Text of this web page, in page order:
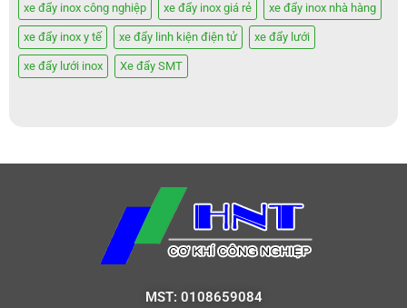
xe đẩy inox công nghiệp xe đẩy inox giá rẻ xe đẩy inox nhà hàng
xe đẩy inox y tế xe đẩy linh kiện điện tử xe đẩy lưới
xe đẩy lưới inox Xe đẩy SMT
MST: 0108659084